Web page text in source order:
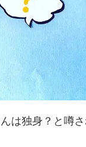
は独身？と噂